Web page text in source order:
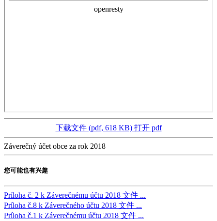
下载文件 (pdf, 618 KB) 打开 pdf
Záverečný účet obce za rok 2018
您可能也有兴趣
Príloha č. 2 k Záverečnému účtu 2018 文件 ...
Príloha č.8 k Záverečného účtu 2018 文件 ...
Príloha č.1 k Záverečnému účtu 2018 文件 ...